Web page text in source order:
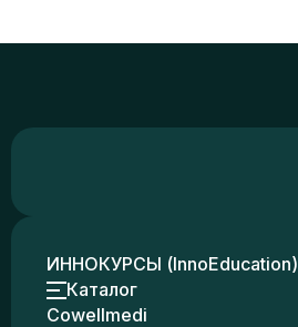
ИННОКУРСЫ (InnoEducation)
Каталог
Cowellmedi